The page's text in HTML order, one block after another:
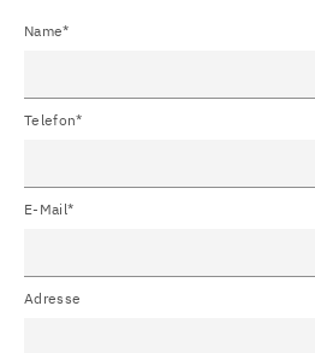
Name*
Telefon*
E-Mail*
Adresse